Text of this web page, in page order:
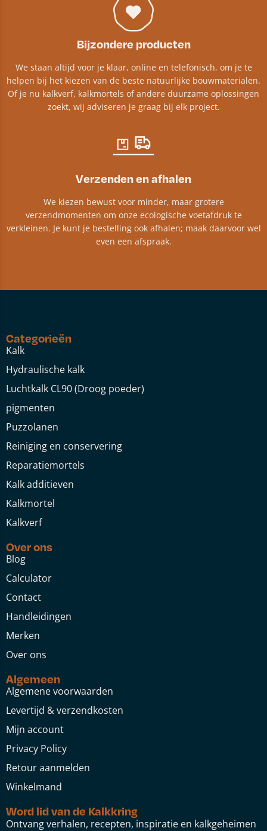
Bijzondere producten
We staan altijd voor je klaar, online en telefonisch, om je te
helpen bij het kiezen van de beste natuurlijke bouwmaterialen.
Of je nu kalkverf, kalkmortels of andere duurzame oplossingen
zoekt, wij adviseren je graag bij elk project.​
Verzenden en afhalen
We kiezen bewust voor minder, maar grotere
verzendmomenten om onze ecologische voetafdruk te
verkleinen. Je kunt je bestelling ook afhalen; maak daarvoor wel
even een afspraak.
Categorieën
Kalk
Hydraulische kalk
Luchtkalk CL90 (Droog poeder)
pigmenten
Puzzolanen
Reiniging en conservering
Reparatiemortels
Kalk additieven
Kalkmortel
Kalkverf
Over ons
Blog
Calculator
Contact
Handleidingen
Merken
Over ons
Algemeen
Algemene voorwaarden
Levertijd & verzendkosten
Mijn account
Privacy Policy
Retour aanmelden
Winkelmand
Word lid van de Kalkkring
Ontvang verhalen, recepten, inspiratie en kalkgeheimen